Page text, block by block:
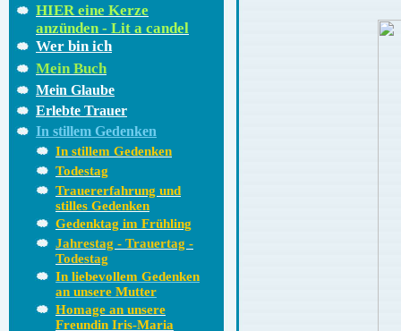
HIER eine Kerze
anzünden - Lit a candel
Wer bin ich
Mein Buch
Mein Glaube
Erlebte Trauer
In stillem Gedenken
In stillem Gedenken
Todestag
Trauererfahrung und
stilles Gedenken
Gedenktag im Frühling
Jahrestag - Trauertag -
Todestag
In liebevollem Gedenken
an unsere Mutter
Homage an unsere
Freundin Iris-Maria